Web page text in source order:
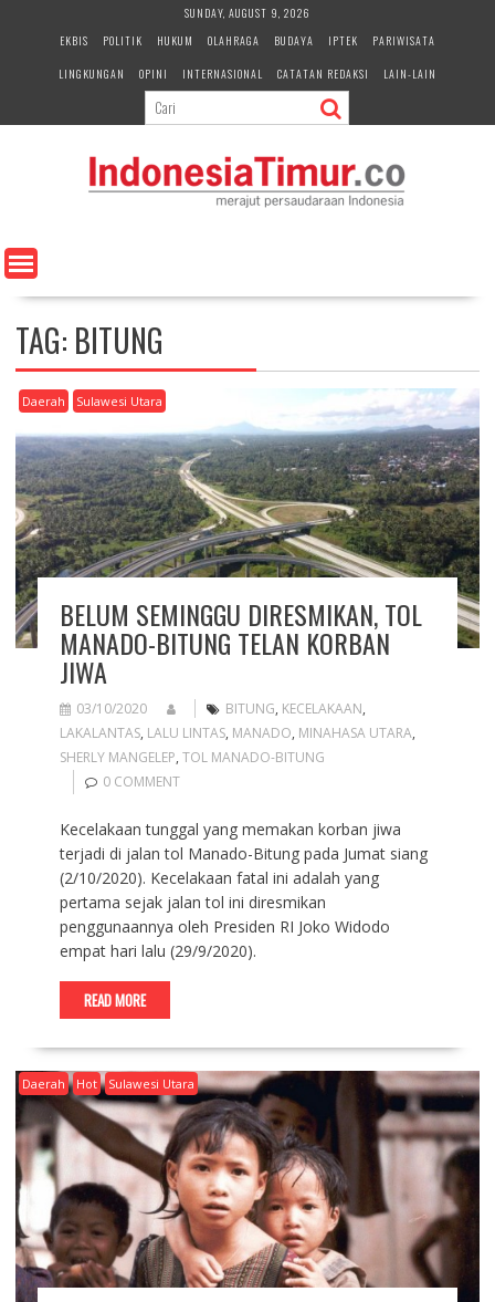
e
n
SUNDAY, AUGUST 9, 2026
EKBIS
POLITIK HUKUM OLAHRAGA BUDAYA IPTEK
PARIWISATA
LINGKUNGAN
OPINI INTERNASIONAL CATATAN REDAKSI LAIN-LAIN
TAG: BITUNG
Daerah Sulawesi Utara
BELUM SEMINGGU DIRESMIKAN, TOL
MANADO-BITUNG TELAN KORBAN
JIWA
03/10/2020 BITUNG, KECELAKAAN,
LAKALANTAS, LALU LINTAS, MANADO, MINAHASA UTARA,
SHERLY MANGELEP, TOL MANADO-BITUNG
0 COMMENT
Kecelakaan tunggal yang memakan korban jiwa
terjadi di jalan tol Manado-Bitung pada Jumat siang
(2/10/2020). Kecelakaan fatal ini adalah yang
pertama sejak jalan tol ini diresmikan
penggunaannya oleh Presiden RI Joko Widodo
empat hari lalu (29/9/2020).
READ MORE
Daerah Hot Sulawesi Utara